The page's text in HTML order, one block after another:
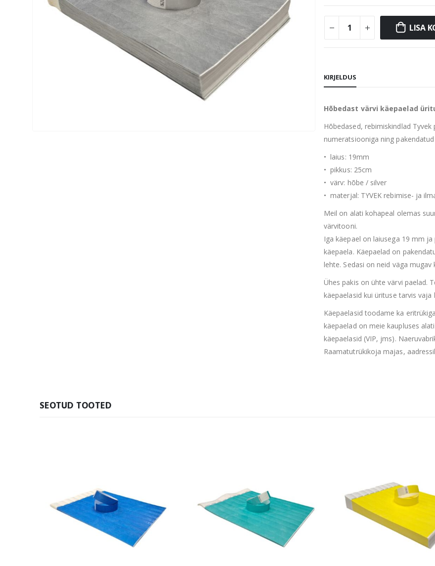
LISA
KIRJELDUS
Hõbedast värvi käepaelad
Hõbedased, rebimiskindlad
numeratsiooniga ning
• laius: 19mm
• pikkus: 25cm
• värv: hõbe / silver
• materjal: TYVEK rebimise- ja
Meil on alati kohapeal olemas
värvitooni.
​Iga käepael on laiusega 19 mm
käepaela. Käepaelad on
lehte. Sedasi on neid väga
Ühes pakis on ühte värvi paelad.
käepaelasid kui ürituse tarvis vaja
Käepaelasid toodame ka
käepaelad on meie kaupluses
käepaelasid (VIP, jms).
Raamatutrükikoja majas,
SEOTUD TOOTED